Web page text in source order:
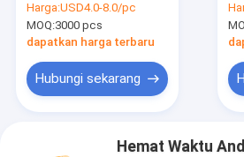
Katak Lucu
Harga:USD4.0-8.0/pc
MOQ:3000 pcs
dapatkan harga terbaru
Hubungi sekarang
Hemat Waktu